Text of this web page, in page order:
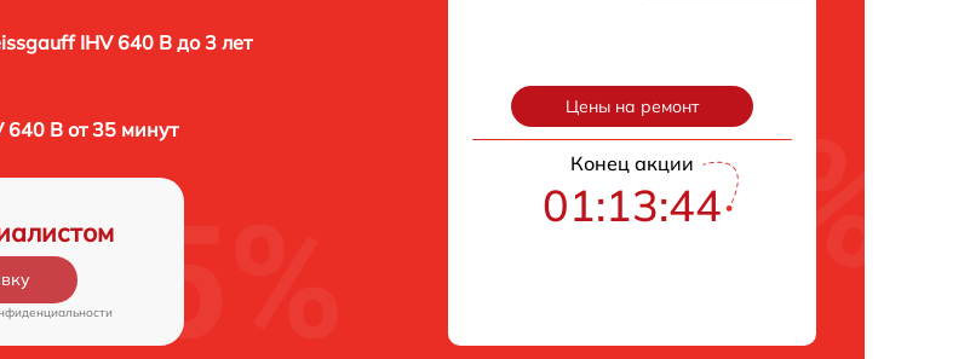
IHV 640 B до 3 лет
B от 35 минут
Цены на ремонт
Конец акции
01:13:43